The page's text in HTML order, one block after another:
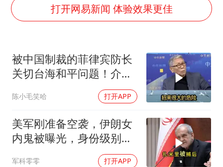
辽宁省深化扫黑除恶专项斗争
谢霆锋演唱会隔空祝王菲生日快乐
WTT横滨冠军赛女单四强国乒占三席
浙江省发出今年第2号指挥长令
一周大涨超7% 金价为何突然上涨
乐享全民健身 共筑健康中国
打开网易新闻 体验效果更佳
被中国制裁的菲律宾防长
关切台海和平问题！介文
陈小毛笑哈 打开APP
美军刚准备空袭，伊朗女
内鬼被曝光，身份级别很
军科零零 打开APP